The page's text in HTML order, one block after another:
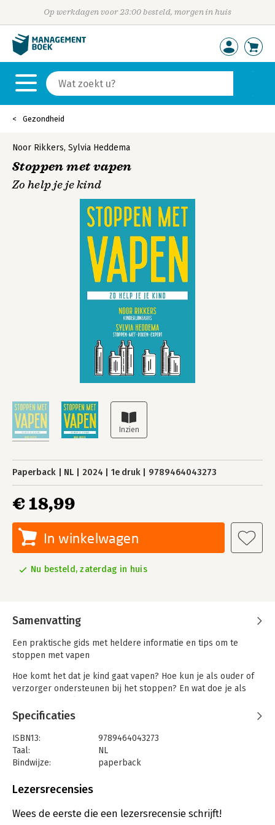
Op werkdagen voor 23:00 besteld, morgen in huis
Gezondheid
Noor Rikkers, Sylvia Heddema
Stoppen met vapen
Zo help je je kind
Paperback NL 2024 1e druk 9789464043273
€ 18,99
In winkelwagen
Nu besteld, zaterdag in huis
Samenvatting
Een praktische gids met heldere informatie en tips om te
stoppen met vapen
Hoe komt het dat je kind gaat vapen? Hoe kun je als ouder of
verzorger ondersteunen bij het stoppen? En wat doe je als
gebruiken, lijkt misschien onschuldig, maar is dat zeker niet.
Veel vapes bevatten de verslavende stof nicotine. Vaak zelfs
meer dan een pakje sigaretten. Nicotine verstoort de
hersenontwikkeling bij tieners en jongvolwassenen, met kans
op blijvende schade en mentale problemen. In Stoppen met
en bieden ze een stappenplan om je kind te helpen met
- Steeds meer jongeren tussen 11 en 25 jaar vapen
Specificaties
ISBN13:
9789464043273
Taal:
NL
Bindwijze:
paperback
Uitgever:
Verschijningsdatum:
27-8-2024
Lezersrecensies
Wees de eerste die een lezersrecensie schrijft!